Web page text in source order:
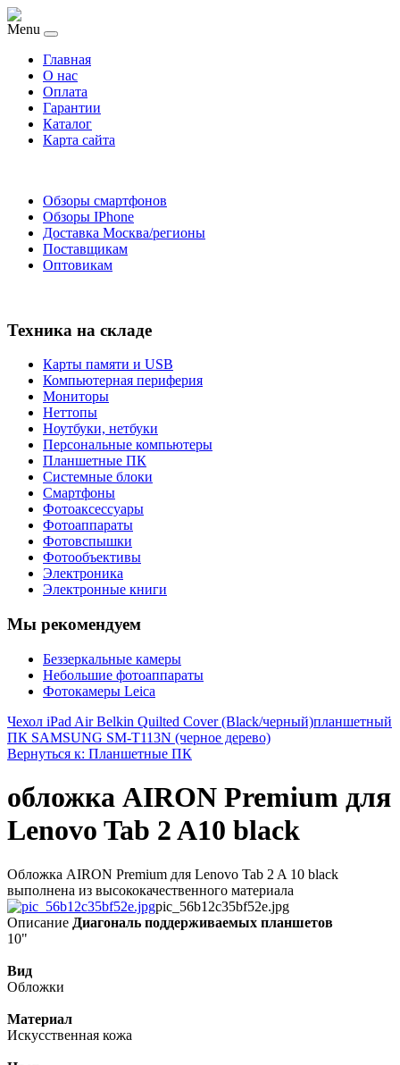
Menu
Главная
O нас
Оплата
Гарантии
Каталог
Карта сайта
Обзоры смартфонов
Обзоры IPhone
Доставка Москва/регионы
Поставщикам
Оптовикам
Техника на складе
Карты памяти и USB
Компьютерная периферия
Мониторы
Неттопы
Ноутбуки, нетбуки
Персональные компьютеры
Планшетные ПК
Системные блоки
Смартфоны
Фотоаксессуары
Фотоаппараты
Фотовспышки
Фотообъективы
Электроника
Электронные книги
Мы рекомендуем
Беззеркальные камеры
Небольшие фотоаппараты
Фотокамеры Leica
Чехол iPad Air Belkin Quilted Cover (Black/черный)планшетный
ПК SAMSUNG SM-T113N (черное дерево)
Вернуться к: Планшетные ПК
обложка AIRON Premium для
Lenovo Tab 2 A10 black
Обложка AIRON Premium для Lenovo Tab 2 A 10 black
выполнена из высококачественного материала
pic_56b12c35bf52e.jpg
Описание Диагональ поддерживаемых планшетов
10"
Вид
Обложки
Материал
Искусственная кожа